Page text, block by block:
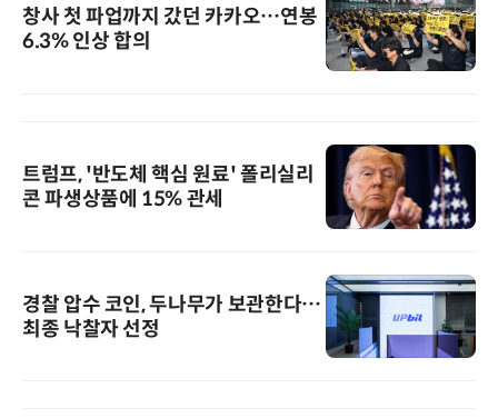
창사 첫 파업까지 갔던 카카오…연봉
6.3% 인상 합의
트럼프, '반도체 핵심 원료' 폴리실리
콘 파생상품에 15% 관세
경찰 압수 코인, 두나무가 보관한다…
최종 낙찰자 선정